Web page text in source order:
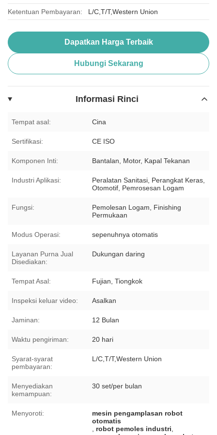
Ketentuan Pembayaran: L/C,T/T,Western Union
Dapatkan Harga Terbaik
Hubungi Sekarang
Informasi Rinci
Tempat asal: Cina
Sertifikasi: CE ISO
Komponen Inti: Bantalan, Motor, Kapal Tekanan
Industri Aplikasi:
Peralatan Sanitasi, Perangkat Keras,
Otomotif, Pemrosesan Logam
Fungsi:
Pemolesan Logam, Finishing
Permukaan
Modus Operasi: sepenuhnya otomatis
Layanan Purna Jual
Disediakan:
Dukungan daring
Tempat Asal: Fujian, Tiongkok
Inspeksi keluar video: Asalkan
Jaminan: 12 Bulan
Waktu pengiriman: 20 hari
Syarat-syarat
pembayaran:
L/C,T/T,Western Union
Menyediakan
kemampuan:
30 set/per bulan
Menyoroti:
mesin pengamplasan robot
otomatis
robot pemoles industri